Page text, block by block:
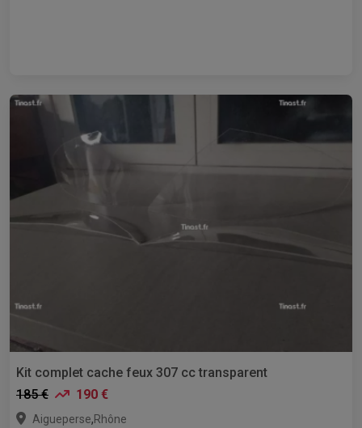
Kit complet cache feux 307 cc transparent
185 €
190 €
Aigueperse,Rhône